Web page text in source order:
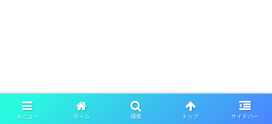
メニュー ホーム 検索 トップ サイドバー